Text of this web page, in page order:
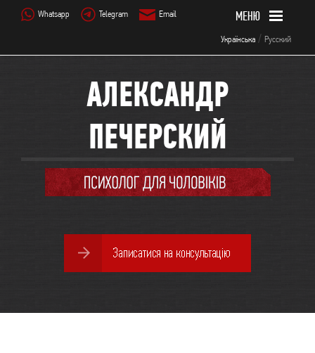
Whatsapp Telegram Email
Українська / Русский
АЛЕКСАНДР
ПЕЧЕРСКИЙ